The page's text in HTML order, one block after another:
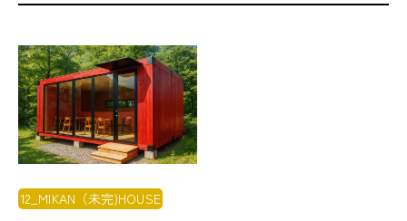
12_MIKAN（未完)HOUSE